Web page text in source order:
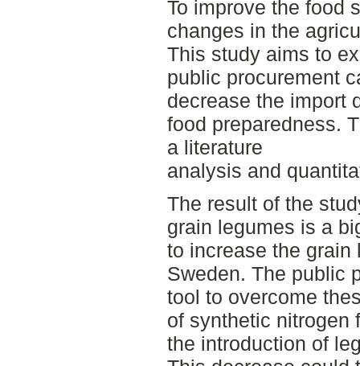
To improve the food
changes in the
This study aims to
public procurement
decrease the import
food preparedness.
a literature
analysis and
The result of the
grain legumes is a
to increase the grain
Sweden. The public
tool to overcome
of synthetic nitrogen
the introduction of